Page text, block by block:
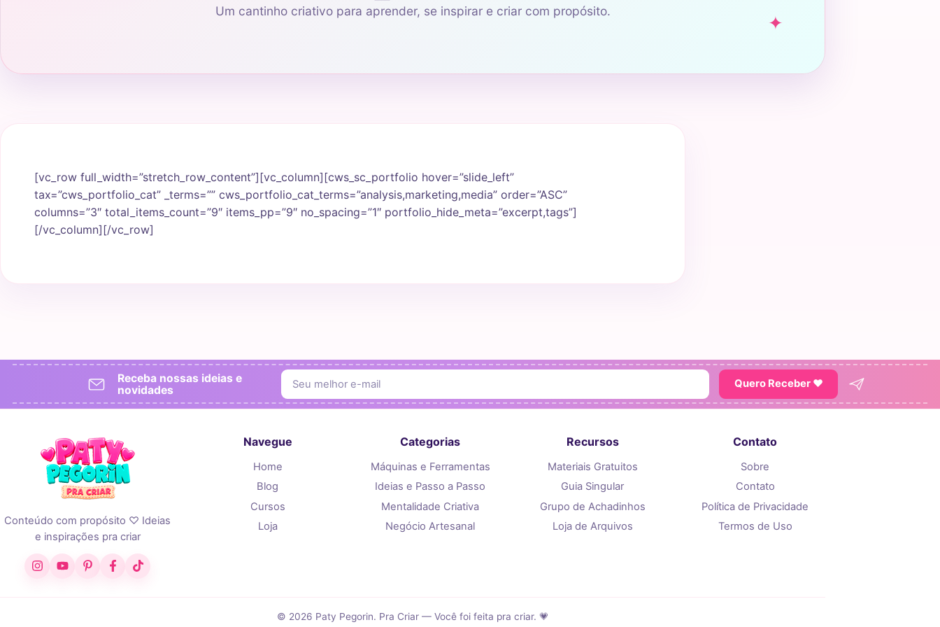
Um cantinho criativo para aprender, se inspirar e criar com propósito.
[vc_row full_width=”stretch_row_content”][vc_column][cws_sc_portfolio hover=”slide_left”
tax=”cws_portfolio_cat” _terms=”” cws_portfolio_cat_terms=”analysis,marketing,media” order=”ASC”
columns=”3″ total_items_count=”9″ items_pp=”9″ no_spacing=”1″ portfolio_hide_meta=”excerpt,tags”]
[/vc_column][/vc_row]
Receba nossas ideias e
novidades
Quero Receber ♥
Conteúdo com propósito ♡ Ideias
e inspirações pra criar
InstagramYouTubePinterestFacebook
TikTok
Navegue
Home
Blog
Cursos
Loja
Categorias
Máquinas e Ferramentas
Ideias e Passo a Passo
Mentalidade Criativa
Negócio Artesanal
Recursos
Materiais Gratuitos
Guia Singular
Grupo de Achadinhos
Loja de Arquivos
Contato
Sobre
Contato
Política de Privacidade
Termos de Uso
© 2026 Paty Pegorin. Pra Criar — Você foi feita pra criar. 💗